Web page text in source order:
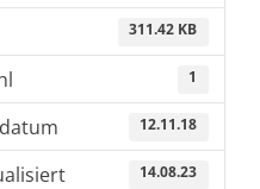
311.42 KB
1
12.11.18
14.08.23